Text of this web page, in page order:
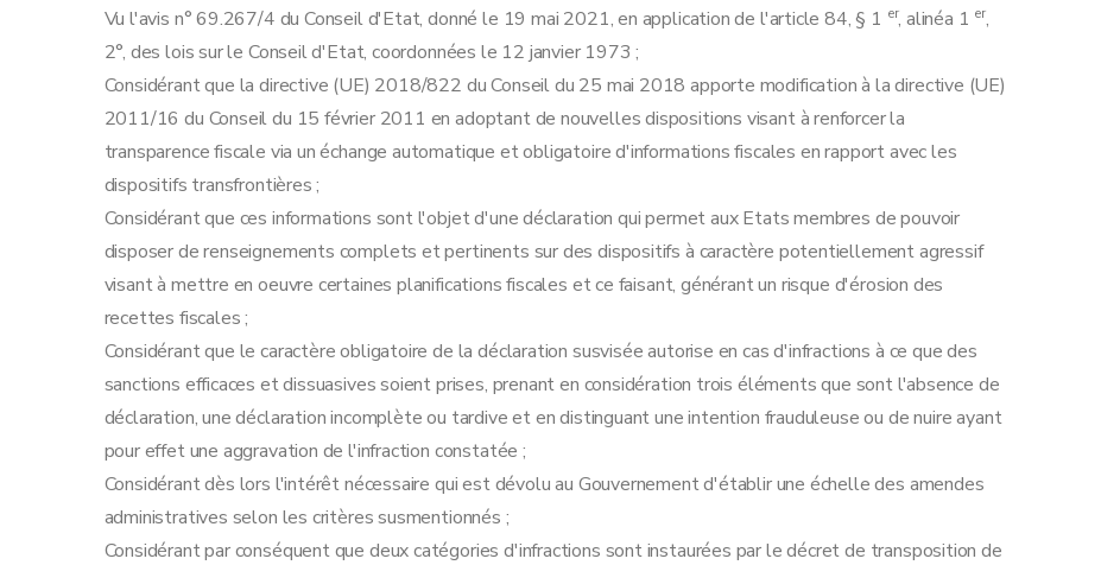
Vu l'avis n° 69.267/4 du Conseil d'Etat, donné le 19 mai 2021, en application de l'article 84, § 1 er, alinéa 1 er,
2°, des lois sur le Conseil d'Etat, coordonnées le 12 janvier 1973 ;
Considérant que la directive (UE) 2018/822 du Conseil du 25 mai 2018 apporte modification à la directive (UE)
2011/16 du Conseil du 15 février 2011 en adoptant de nouvelles dispositions visant à renforcer la
transparence fiscale via un échange automatique et obligatoire d'informations fiscales en rapport avec les
dispositifs transfrontières ;
Considérant que ces informations sont l'objet d'une déclaration qui permet aux Etats membres de pouvoir
disposer de renseignements complets et pertinents sur des dispositifs à caractère potentiellement agressif
visant à mettre en oeuvre certaines planifications fiscales et ce faisant, générant un risque d'érosion des
recettes fiscales ;
Considérant que le caractère obligatoire de la déclaration susvisée autorise en cas d'infractions à ce que des
sanctions efficaces et dissuasives soient prises, prenant en considération trois éléments que sont l'absence de
déclaration, une déclaration incomplète ou tardive et en distinguant une intention frauduleuse ou de nuire ayant
pour effet une aggravation de l'infraction constatée ;
Considérant dès lors l'intérêt nécessaire qui est dévolu au Gouvernement d'établir une échelle des amendes
administratives selon les critères susmentionnés ;
Considérant par conséquent que deux catégories d'infractions sont instaurées par le décret de transposition de